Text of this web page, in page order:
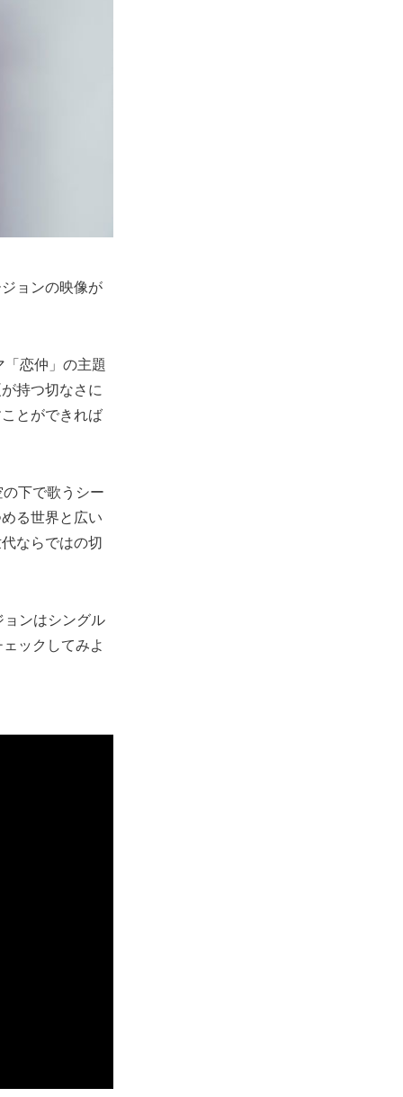
ョンの映像が
恋仲」の主題
持つ切なさに
とができれば
下で歌うシー
る世界と広い
ならではの切
ンはシングル
ックしてみよ